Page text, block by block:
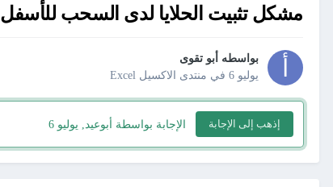
مشكل تثبيت الحلايا لدى السحب للأسفل
بواسطه أبو تقوى
يوليو 6
في منتدى الاكسيل Excel
إذهب إلى الإجابة الإجابة بواسطة أبوعيد, يوليو 6